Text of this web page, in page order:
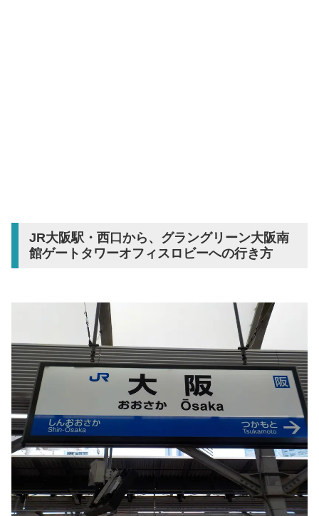
JR大阪駅・西口から、グラングリーン大阪南
館ゲートタワーオフィスロビーへの行き方